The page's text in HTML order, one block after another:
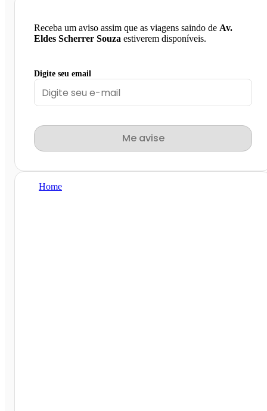
Receba um aviso assim que as viagens saindo de Av.
Eldes Scherrer Souza estiverem disponíveis.
Digite seu email
Me avise
Home